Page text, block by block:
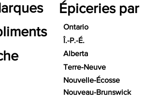
Épiceries
Ontario
Î.-P.-É.
Alberta
Terre-Neuve
Nouvelle-Écosse
Nouveau-Brunswick